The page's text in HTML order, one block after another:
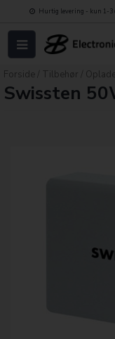
Hurtig levering - kun 1-3
Forside Tilbehør
Swissten